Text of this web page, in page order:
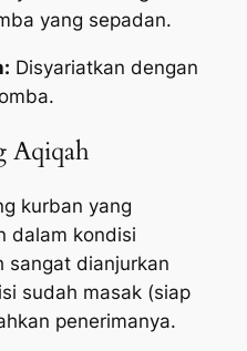
yang sepadan.
Disyariatkan dengan
Aqiqah
kurban yang
dalam kondisi
sangat dianjurkan
sudah masak (siap
penerimanya.